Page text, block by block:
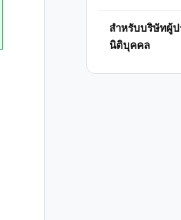
สำหรับบริษัทผู้
นิติบุคคล